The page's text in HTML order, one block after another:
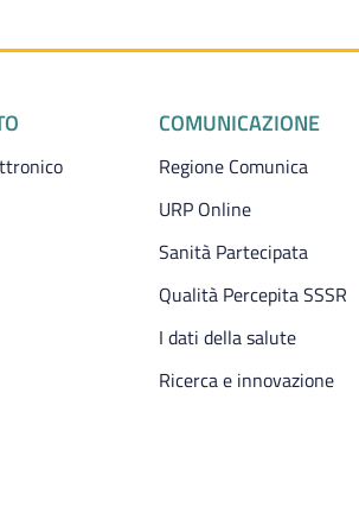
COMUNICAZIONE
Regione Comunica
URP Online
Sanità Partecipata
Qualità Percepita SSSR
I dati della salute
Ricerca e innovazione